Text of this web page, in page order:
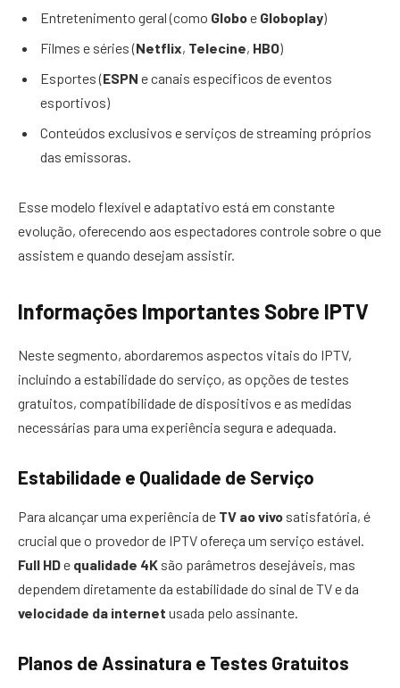
Entretenimento geral (como Globoe Globoplay)
Filmes e séries (Netflix, Telecine, HBO)
Esportes (ESPN e canais específicos de eventos
esportivos)
Conteúdos exclusivos e serviços de streaming próprios
das emissoras.
Esse modelo flexível e adaptativo está em constante
evolução, oferecendo aos espectadores controle sobre o que
assistem e quando desejam assistir.
Informações Importantes Sobre IPTV
Neste segmento, abordaremos aspectos vitais do IPTV,
incluindo a estabilidade do serviço, as opções de testes
gratuitos, compatibilidade de dispositivos e as medidas
necessárias para uma experiência segura e adequada.
Estabilidade e Qualidade de Serviço
Para alcançar uma experiência de TV ao vivo satisfatória, é
crucial que o provedor de IPTV ofereça um serviço estável.
Full HDe qualidade 4K são parâmetros desejáveis, mas
dependem diretamente da estabilidade do sinal de TV e da
velocidade da internet usada pelo assinante.
Planos de Assinatura e Testes Gratuitos